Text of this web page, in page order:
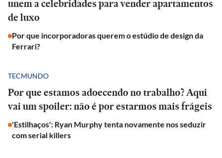
unem a celebridades para vender apartamentos
de luxo
Por que incorporadoras querem o estúdio de design da
Ferrari?
TECMUNDO
Por que estamos adoecendo no trabalho? Aqui
vai um spoiler: não é por estarmos mais frágeis
'Estilhaços': Ryan Murphy tenta novamente nos seduzir
com serial killers